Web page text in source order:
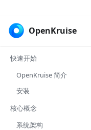
OpenKruise
快速开始
OpenKruise 简介
安装
核心概念
系统架构